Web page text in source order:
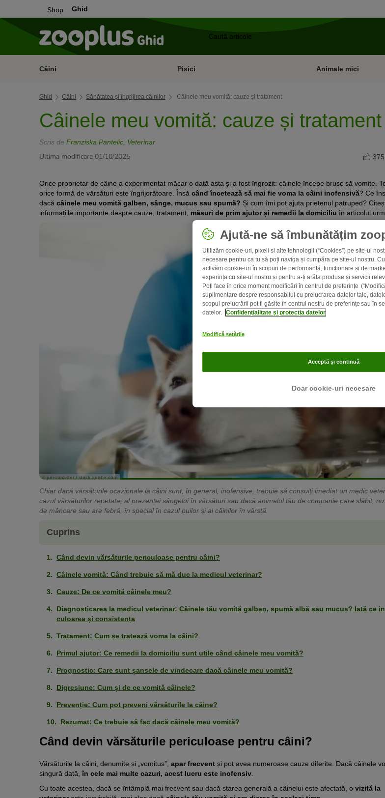
Shop Ghid
Câini Pisici Animale mici
Ghid Câini Sănătatea și îngrijirea câinilor Câinele meu vomită: cauze și tratament
Câinele meu vomită: cauze și tratament
Scris de Franziska Pantelic, Veterinar
Ultima modificare 01/10/2025 375
Orice proprietar de câine a experimentat măcar o dată asta și a fost îngrozit: câinele începe brusc să vomite.
orice formă de vărsături este îngrijorătoare. Însă când încetează să mai fie voma la câini inofensivă? Ce
dacă câinele meu vomită galben, sânge, mucus sau spumă? Și cum îmi pot ajuta prietenul patruped?
informațiile importante despre cauze, tratament, măsuri de prim ajutor și remedii la domiciliu în articolul
© pressmaster / stock.adobe.com
Chiar dacă vărsăturile ocazionale la câini sunt, în general, inofensive, trebuie să consulți imediat un medic
cazul vărsăturilor repetate, al prezenței sângelui în vărsături sau dacă animalul tău de companie pare slăbit,
de mâncare sau are febră, în special în cazul puilor și al câinilor în vârstă.
Cuprins
Când devin vărsăturile periculoase pentru câini?
Câinele vomită: Când trebuie să mă duc la medicul veterinar?
Cauze: De ce vomită câinele meu?
Diagnosticarea la medicul veterinar: Câinele tău vomită galben, spumă albă sau mucus? Iată ce
culoarea și consistența
Tratament: Cum se tratează voma la câini?
Primul ajutor: Ce remedii la domiciliu sunt utile când câinele meu vomită?
Prognostic: Care sunt șansele de vindecare dacă câinele meu vomită?
Digresiune: Cum și de ce vomită câinele?
Prevenție: Cum pot preveni vărsăturile la câine?
Rezumat: Ce trebuie să fac dacă câinele meu vomită?
Când devin vărsăturile periculoase pentru câini?
Vărsăturile la câini, denumite și „vomitus”, apar frecvent și pot avea numeroase cauze diferite. Dacă câinele
singură dată,în cele mai multe cazuri, acest lucru este inofensiv
Cu toate acestea, dacă se întâmplă mai frecvent sau dacă starea generală a câinelui este afectată, o vizită la
Ajută-ne să îmbunătățim
Utilizăm cookie-uri, pixeli si alte tehnologii (“Cookies”) pe site-ul
necesare pentru ca tu să poți naviga și cumpăra pe site-ul nostru.
activăm cookie-uri în scopuri de performanță, funcționare și de
experința cu site-ul nostru și pentru a-ți arăta produse și servicii
Poți face în orice moment modificări în centrul de preferințe
suplimentare despre responsabilul cu prelucrarea datelor tale,
scopul prelucrării pot fi găsite în centrul nostru de preferințe sau în
datelor. Confidențialitate și protecția datelor
Modifică setările
Doar cookie-uri necesare
Acceptă și continuă